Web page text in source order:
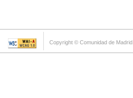
Copyright © Comunidad de Madrid.